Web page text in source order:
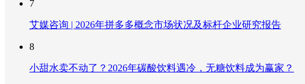
7
艾媒咨询 | 2026年拼多多概念市场状况及标杆企业研究报告
8
小甜水卖不动了？2026年碳酸饮料遇冷，无糖饮料成为赢家？